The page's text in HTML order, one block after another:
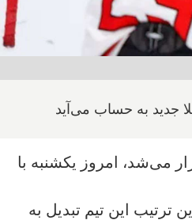
جدید به حساب می‌آید
می‌شد، امروز یکشنبه با
این تیم تبدیل به